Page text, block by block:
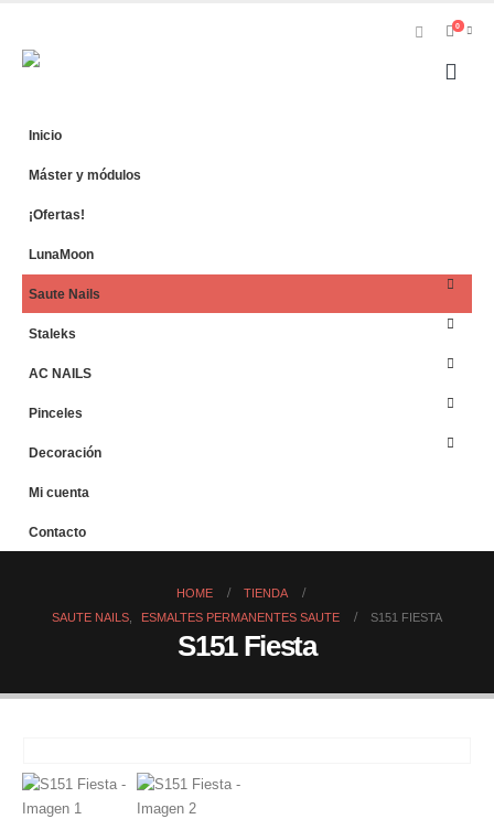
0
Inicio
Máster y módulos
¡Ofertas!
LunaMoon
Saute Nails
Staleks
AC NAILS
Pinceles
Decoración
Mi cuenta
Contacto
HOME
TIENDA
SAUTE NAILS
ESMALTES PERMANENTES SAUTE S151 FIESTA
S151 Fiesta